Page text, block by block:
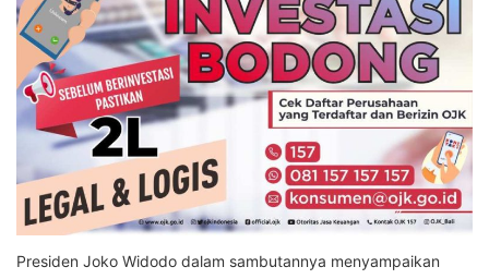
Presiden Joko Widodo dalam sambutannya menyampaikan